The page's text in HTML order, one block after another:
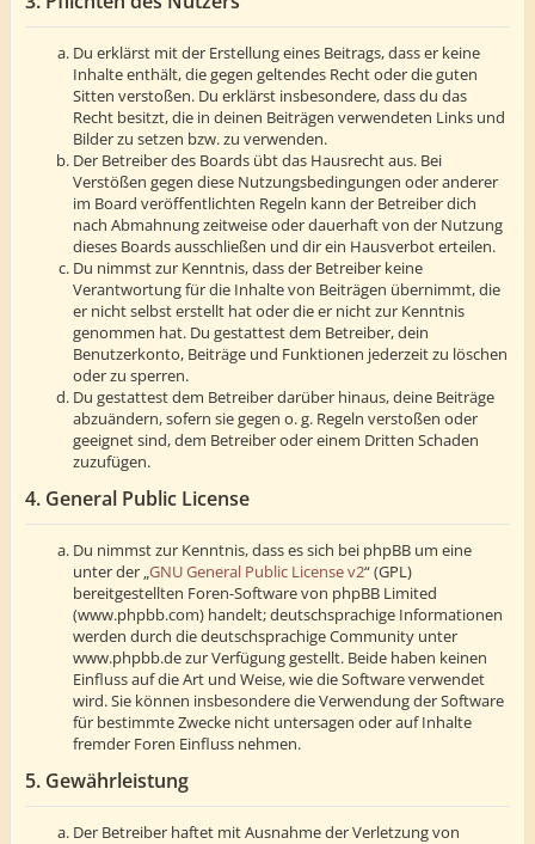
Du erklärst mit der Erstellung eines Beitrags, dass er keine
Inhalte enthält, die gegen geltendes Recht oder die guten
Sitten verstoßen. Du erklärst insbesondere, dass du das
Recht besitzt, die in deinen Beiträgen verwendeten Links und
Bilder zu setzen bzw. zu verwenden.
Der Betreiber des Boards übt das Hausrecht aus. Bei
Verstößen gegen diese Nutzungsbedingungen oder anderer
im Board veröffentlichten Regeln kann der Betreiber dich
nach Abmahnung zeitweise oder dauerhaft von der Nutzung
dieses Boards ausschließen und dir ein Hausverbot erteilen.
Du nimmst zur Kenntnis, dass der Betreiber keine
Verantwortung für die Inhalte von Beiträgen übernimmt, die
er nicht selbst erstellt hat oder die er nicht zur Kenntnis
genommen hat. Du gestattest dem Betreiber, dein
Benutzerkonto, Beiträge und Funktionen jederzeit zu löschen
oder zu sperren.
Du gestattest dem Betreiber darüber hinaus, deine Beiträge
abzuändern, sofern sie gegen o. g. Regeln verstoßen oder
geeignet sind, dem Betreiber oder einem Dritten Schaden
zuzufügen.
4. General Public License
Du nimmst zur Kenntnis, dass es sich bei phpBB um eine
unter der „GNU General Public License v2“ (GPL)
bereitgestellten Foren-Software von phpBB Limited
(www.phpbb.com) handelt; deutschsprachige Informationen
werden durch die deutschsprachige Community unter
www.phpbb.de zur Verfügung gestellt. Beide haben keinen
Einfluss auf die Art und Weise, wie die Software verwendet
wird. Sie können insbesondere die Verwendung der Software
für bestimmte Zwecke nicht untersagen oder auf Inhalte
fremder Foren Einfluss nehmen.
5. Gewährleistung
Der Betreiber haftet mit Ausnahme der Verletzung von